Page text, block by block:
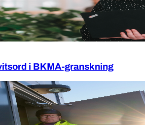
i BKMA-granskning